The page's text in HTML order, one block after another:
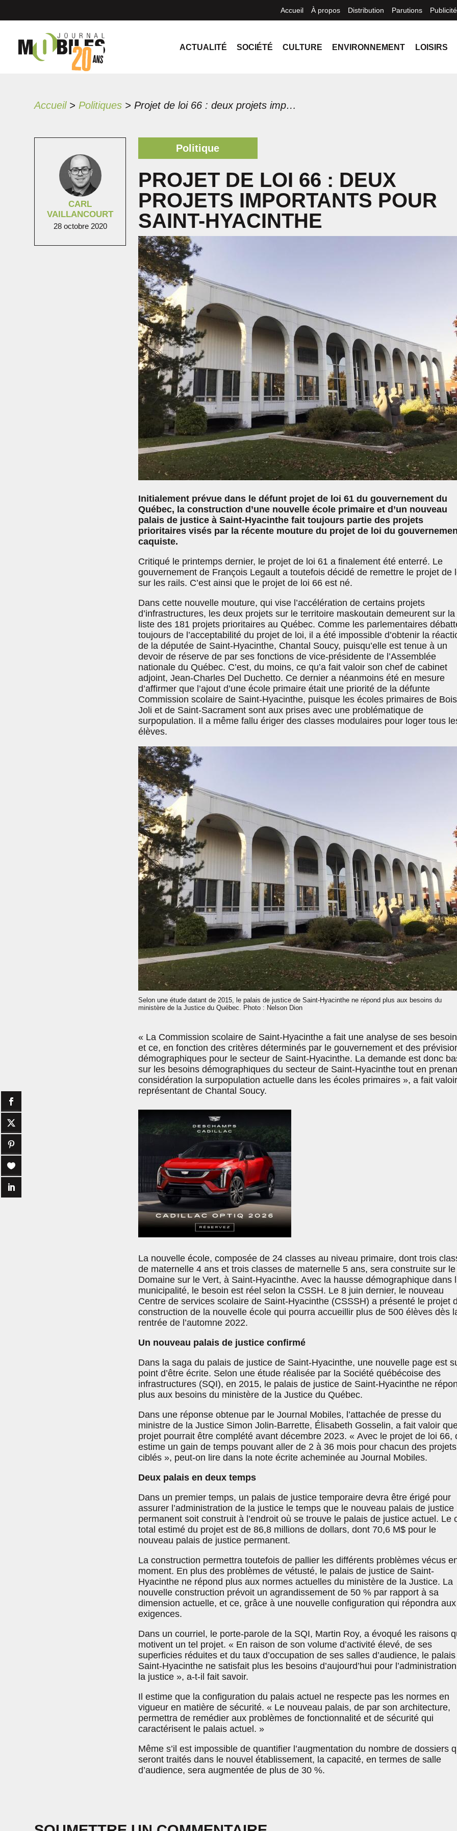
Accueil À propos Distribution Parutions Publicité
ACTUALITÉ SOCIÉTÉ CULTURE ENVIRONNEMENT LOISIRS
Accueil> Politiques > Projet de loi 66 : deux projets importants pour Saint-Hyacinthe
CARL
VAILLANCOURT
28 octobre 2020
Politique
PROJET DE LOI 66 : DEUX
PROJETS IMPORTANTS POUR
SAINT-HYACINTHE
Initialement prévue dans le défunt projet de loi 61 du gouvernement du
Québec, la construction d’une nouvelle école primaire et d’un nouveau
palais de justice à Saint-Hyacinthe fait toujours partie des projets
prioritaires visés par la récente mouture du projet de loi du
caquiste.
Critiqué le printemps dernier, le projet de loi 61 a finalement été enterré. Le
gouvernement de François Legault a toutefois décidé de remettre le projet de
sur les rails. C’est ainsi que le projet de loi 66 est né.
Dans cette nouvelle mouture, qui vise l’accélération de certains projets
d’infrastructures, les deux projets sur le territoire maskoutain demeurent sur la
liste des 181 projets prioritaires au Québec. Comme les parlementaires
toujours de l’acceptabilité du projet de loi, il a été impossible d’obtenir la
de la députée de Saint-Hyacinthe, Chantal Soucy, puisqu’elle est tenue à un
devoir de réserve de par ses fonctions de vice-présidente de l’Assemblée
nationale du Québec. C’est, du moins, ce qu’a fait valoir son chef de cabinet
adjoint, Jean-Charles Del Duchetto. Ce dernier a néanmoins été en mesure
d’affirmer que l’ajout d’une école primaire était une priorité de la défunte
Commission scolaire de Saint-Hyacinthe, puisque les écoles primaires de
Joli et de Saint-Sacrament sont aux prises avec une problématique de
surpopulation. Il a même fallu ériger des classes modulaires pour loger tous
élèves.
Selon une étude datant de 2015, le palais de justice de Saint-Hyacinthe ne répond plus aux besoins du
ministère de la Justice du Québec. Photo : Nelson Dion
« La Commission scolaire de Saint-Hyacinthe a fait une analyse de ses
et ce, en fonction des critères déterminés par le gouvernement et des
démographiques pour le secteur de Saint-Hyacinthe. La demande est donc
sur les besoins démographiques du secteur de Saint-Hyacinthe tout en
considération la surpopulation actuelle dans les écoles primaires », a fait
représentant de Chantal Soucy.
La nouvelle école, composée de 24 classes au niveau primaire, dont trois
de maternelle 4 ans et trois classes de maternelle 5 ans, sera construite sur le
Domaine sur le Vert, à Saint-Hyacinthe. Avec la hausse démographique dans
municipalité, le besoin est réel selon la CSSH. Le 8 juin dernier, le nouveau
Centre de services scolaire de Saint-Hyacinthe (CSSSH) a présenté le projet
construction de la nouvelle école qui pourra accueillir plus de 500 élèves dès
rentrée de l’automne 2022.
Un nouveau palais de justice confirmé
Dans la saga du palais de justice de Saint-Hyacinthe, une nouvelle page est
point d’être écrite. Selon une étude réalisée par la Société québécoise des
infrastructures (SQI), en 2015, le palais de justice de Saint-Hyacinthe ne
plus aux besoins du ministère de la Justice du Québec.
Dans une réponse obtenue par le Journal Mobiles, l’attachée de presse du
ministre de la Justice Simon Jolin-Barrette, Élisabeth Gosselin, a fait valoir
projet pourrait être complété avant décembre 2023. « Avec le projet de loi 66,
estime un gain de temps pouvant aller de 2 à 36 mois pour chacun des projets
ciblés », peut-on lire dans la note écrite acheminée au Journal Mobiles.
Deux palais en deux temps
Dans un premier temps, un palais de justice temporaire devra être érigé pour
assurer l’administration de la justice le temps que le nouveau palais de justice
permanent soit construit à l’endroit où se trouve le palais de justice actuel. Le
total estimé du projet est de 86,8 millions de dollars, dont 70,6 M$ pour le
nouveau palais de justice permanent.
La construction permettra toutefois de pallier les différents problèmes vécus
moment. En plus des problèmes de vétusté, le palais de justice de Saint-
Hyacinthe ne répond plus aux normes actuelles du ministère de la Justice. La
nouvelle construction prévoit un agrandissement de 50 % par rapport à sa
dimension actuelle, et ce, grâce à une nouvelle configuration qui répondra aux
exigences.
Dans un courriel, le porte-parole de la SQI, Martin Roy, a évoqué les raisons
motivent un tel projet. « En raison de son volume d’activité élevé, de ses
superficies réduites et du taux d’occupation de ses salles d’audience, le
Saint-Hyacinthe ne satisfait plus les besoins d’aujourd’hui pour
la justice », a-t-il fait savoir.
Il estime que la configuration du palais actuel ne respecte pas les normes en
vigueur en matière de sécurité. « Le nouveau palais, de par son architecture,
permettra de remédier aux problèmes de fonctionnalité et de sécurité qui
caractérisent le palais actuel. »
Même s’il est impossible de quantifier l’augmentation du nombre de dossiers
seront traités dans le nouvel établissement, la capacité, en termes de salle
d’audience, sera augmentée de plus de 30 %.